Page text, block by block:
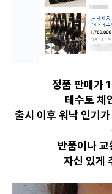
정품 판매가
테수토 체
출시 이후 워낙 인기
반품이나 교
자신 있게